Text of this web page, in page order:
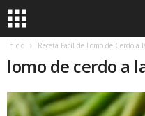
Inicio Receta Fácil de Lomo de Cerdo a
lomo de cerdo a